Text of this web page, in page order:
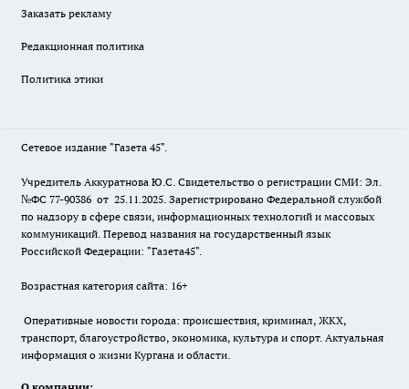
Заказать рекламу
Редакционная политика
Политика этики
Сетевое издание "Газета 45".
Учредитель Аккуратнова Ю.С. Свидетельство о регистрации СМИ: Эл.
№ФС 77-90386 от 25.11.2025. Зарегистрировано Федеральной службой
по надзору в сфере связи, информационных технологий и массовых
коммуникаций. Перевод названия на государственный язык
Российской Федерации: "Газета45".
Возрастная категория сайта: 16+
Оперативные новости города: происшествия, криминал, ЖКХ,
транспорт, благоустройство, экономика, культура и спорт. Актуальная
информация о жизни Кургана и области.